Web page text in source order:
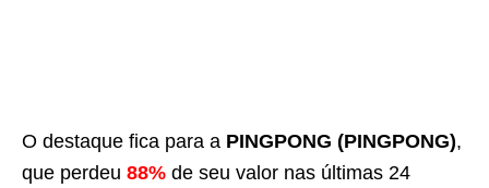
O destaque fica para a PINGPONG (PINGPONG),
que perdeu 88% de seu valor nas últimas 24